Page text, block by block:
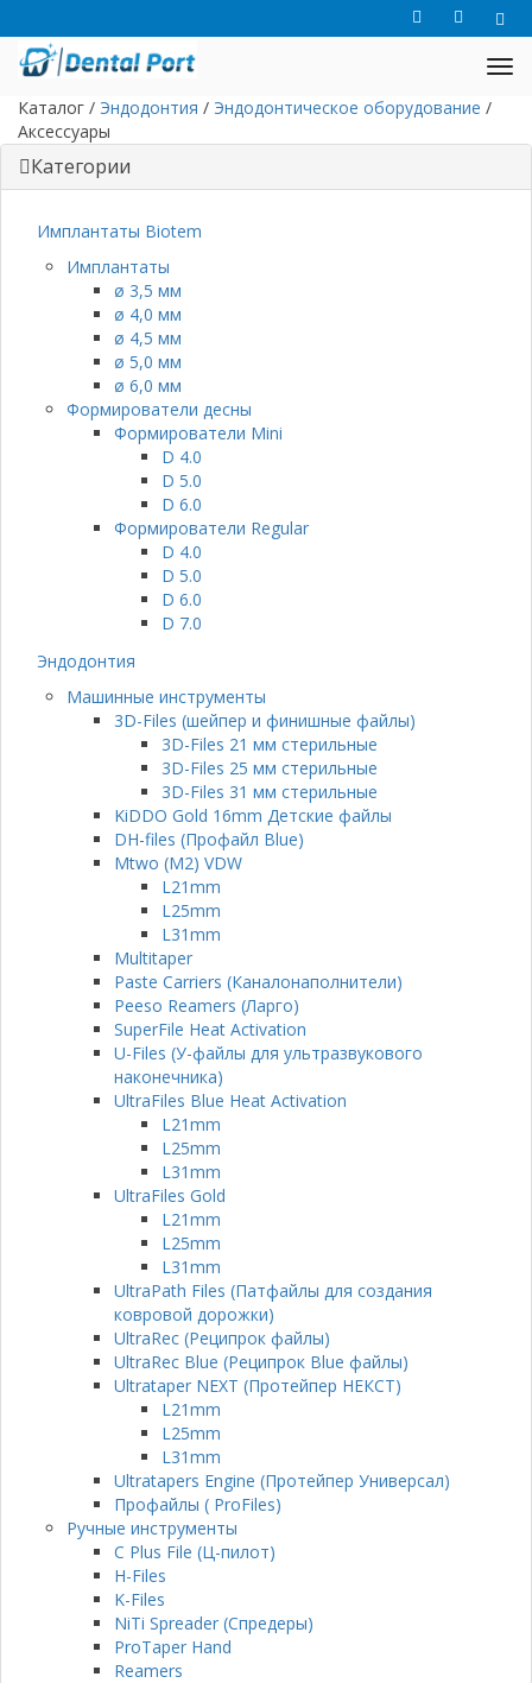
Каталог / Эндодонтия / Эндодонтическое оборудование /
Аксессуары
Категории
Имплантаты Biotem
Имплантаты
ø 3,5 мм
ø 4,0 мм
ø 4,5 мм
ø 5,0 мм
ø 6,0 мм
Формирователи десны
Формирователи Mini
D 4.0
D 5.0
D 6.0
Формирователи Regular
D 4.0
D 5.0
D 6.0
D 7.0
Эндодонтия
Машинные инструменты
3D-Files (шейпер и финишные файлы)
3D-Files 21 мм стерильные
3D-Files 25 мм стерильные
3D-Files 31 мм стерильные
KiDDO Gold 16mm Детские файлы
DH-files (Профайл Blue)
Mtwo (M2) VDW
L21mm
L25mm
L31mm
Multitaper
Paste Carriers (Каналонаполнители)
Peeso Reamers (Ларго)
SuperFile Heat Activation
U-Files (У-файлы для ультразвукового
наконечника)
UltraFiles Blue Heat Activation
L21mm
L25mm
L31mm
UltraFiles Gold
L21mm
L25mm
L31mm
UltraPath Files (Патфайлы для создания
ковровой дорожки)
UltraRec (Реципрок файлы)
UltraRec Blue (Реципрок Blue файлы)
Ultrataper NEXT (Протейпер НЕКСТ)
L21mm
L25mm
L31mm
Ultratapers Engine (Протейпер Универсал)
Профайлы ( ProFiles)
Ручные инструменты
C Plus File (Ц-пилот)
H-Files
K-Files
NiTi Spreader (Спредеры)
ProTaper Hand
Reamers